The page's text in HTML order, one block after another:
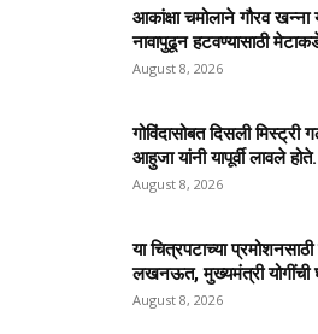
आकांक्षा चमोलाने गौरव
नावापुढून हटवण्यासाठी
August 8, 2026
गोविंदासोबत दिसली मिस्ट्री
आहुजा यांनी यापूर्वी लावले
August 8, 2026
या चित्रपटाच्या
लखनऊत, मुख्यमंत्री योगींची
August 8, 2026